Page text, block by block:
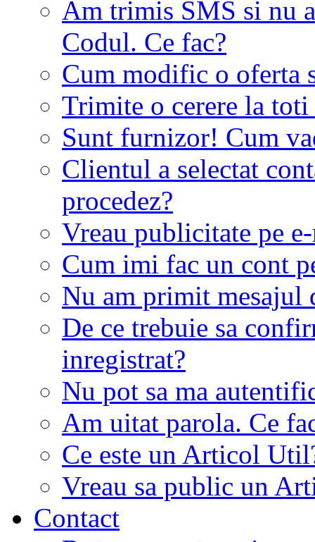
Am trimis SMS si nu
Codul. Ce fac?
Cum modific o oferta
Trimite o cerere la
Sunt furnizor! Cum
Clientul a selectat
procedez?
Vreau publicitate pe
Cum imi fac un cont
Nu am primit mesajul
De ce trebuie sa
inregistrat?
Nu pot sa ma
Am uitat parola. Ce
Ce este un Articol
Vreau sa public un
Contact